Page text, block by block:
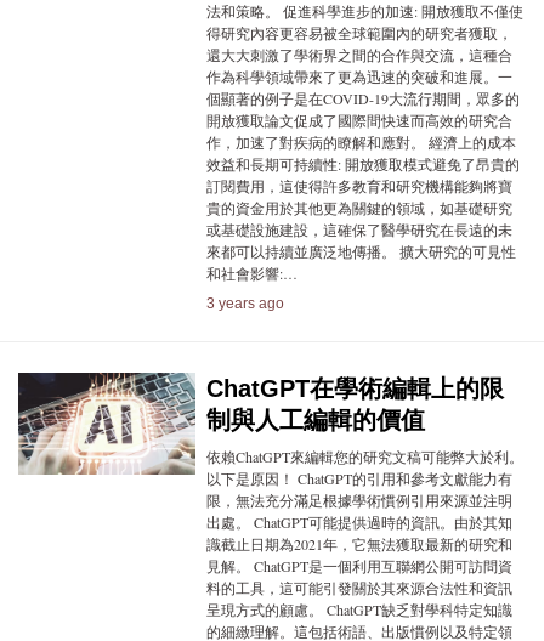
法和策略。 促進科學進步的加速: 開放獲取不僅使
得研究內容更容易被全球範圍內的研究者獲取，
還大大刺激了學術界之間的合作與交流，這種合
作為科學領域帶來了更為迅速的突破和進展。一
個顯著的例子是在COVID-19大流行期間，眾多的
開放獲取論文促成了國際間快速而高效的研究合
作，加速了對疾病的瞭解和應對。 經濟上的成本
效益和長期可持續性: 開放獲取模式避免了昂貴的
訂閱費用，這使得許多教育和研究機構能夠將寶
貴的資金用於其他更為關鍵的領域，如基礎研究
或基礎設施建設，這確保了醫學研究在長遠的未
來都可以持續並廣泛地傳播。 擴大研究的可見性
和社會影響:…
3 years ago
ChatGPT在學術編輯上的限
制與人工編輯的價值
依賴ChatGPT來編輯您的研究文稿可能弊大於利。
以下是原因！ ChatGPT的引用和參考文獻能力有
限，無法充分滿足根據學術慣例引用來源並注明
出處。 ChatGPT可能提供過時的資訊。由於其知
識截止日期為2021年，它無法獲取最新的研究和
見解。 ChatGPT是一個利用互聯網公開可訪問資
料的工具，這可能引發關於其來源合法性和資訊
呈現方式的顧慮。 ChatGPT缺乏對學科特定知識
的細緻理解。這包括術語、出版慣例以及特定領